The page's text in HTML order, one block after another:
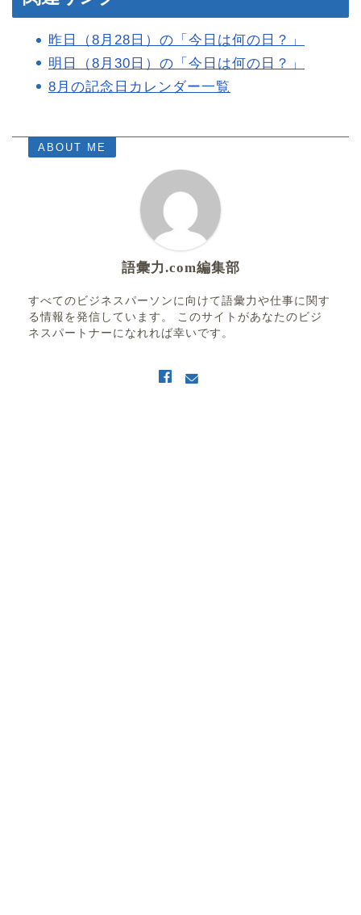
昨日（8月28日）の「今日は何の日？」
明日（8月30日）の「今日は何の日？」
8月の記念日カレンダー一覧
ABOUT ME
語彙力.com編集部
すべてのビジネスパーソンに向けて語彙力や仕事に関す
る情報を発信しています。 このサイトがあなたのビジ
ネスパートナーになれれば幸いです。